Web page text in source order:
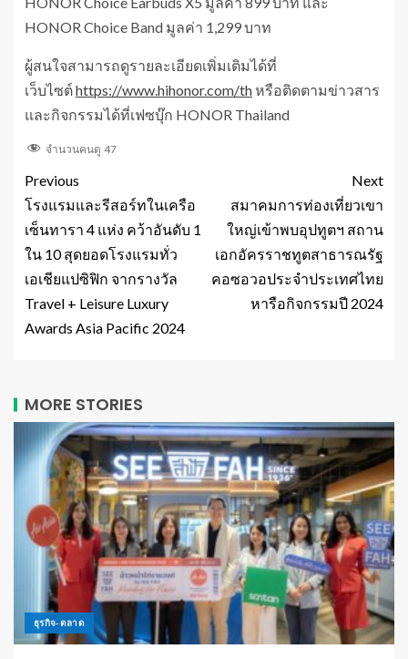
HONOR Choice Band มูลค่า 1,299 บาท
ผู้สนใจสามารถดูรายละเอียดเพิ่มเติมได้ที่
เว็บไซต์https://www.hihonor.com/thหรือติดตามข่าวสาร
และกิจกรรมได้ที่เฟซบุ๊ก HONOR Thailand
จำนวนคนดู 47
Previous
โรงแรมและรีสอร์ทในเครือ
เซ็นทารา 4 แห่ง คว้าอันดับ 1
ใน 10 สุดยอดโรงแรมทั่ว
เอเชียแปซิฟิก จากรางวัล
Travel + Leisure Luxury
Awards Asia Pacific 2024
Next
สมาคมการท่องเที่ยวเขา
ใหญ่เข้าพบอุปทูตฯ สถาน
เอกอัครราชทูตสาธารณรัฐ
คอซอวอประจำประเทศไทย
หารือกิจกรรมปี 2024
MORE STORIES
ธุรกิจ-ตลาด